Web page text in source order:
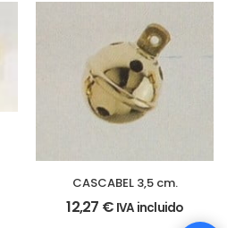
CASCABEL 3,5 cm.
12,27 € IVA incluido